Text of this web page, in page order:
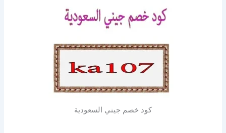
كود خصم جيني السعودية